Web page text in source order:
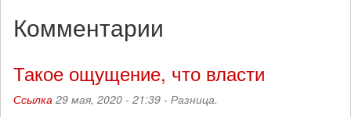
Комментарии
Такое ощущение, что власти
Ссылка 29 мая, 2020 - 21:39 - Разница.